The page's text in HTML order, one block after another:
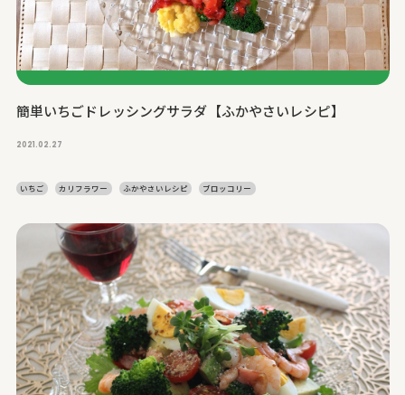
簡単いちごドレッシングサラダ【ふかやさいレシピ】
2021.02.27
いちご カリフラワー ふかやさいレシピ ブロッコリー